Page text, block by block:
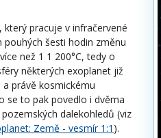
který pracuje v infračervené
šesti hodin změnu
než 1 1 200°C, tedy o
některých exoplanet již
právě kosmickému
se to pak povedlo i dvěma
dalekohledů (viz
Země - vesmír 1:1 ).